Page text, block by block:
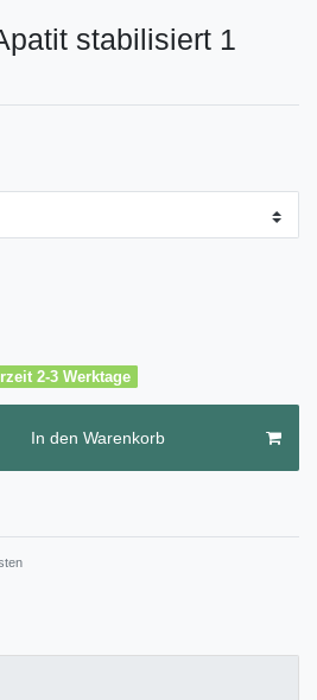
stabilisiert 1
2-3 Werktage
In den Warenkorb